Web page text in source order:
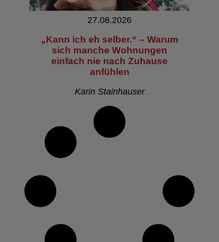
27.08.2026
„Kann ich eh selber.“ – Warum
sich manche Wohnungen
einfach nie nach Zuhause
anfühlen
Karin Stainhauser